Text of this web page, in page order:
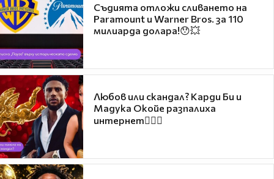
Съдията отложи сливането на
Paramount и Warner Bros. за 110
милиарда долара!😯💥
Любов или скандал? Карди Би и
Мадука Окойе разпалиха
интернет❤️‍🔥🔥